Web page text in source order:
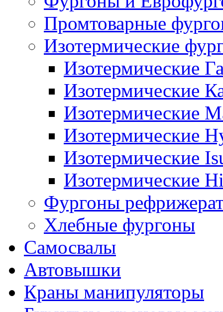
Промтоварные
Изотермические
Изотермические
Изотермические
Изотермические
Изотермические
Изотермические
Изотермические
Фургоны
Хлебные фургоны
Самосвалы
Автовышки
Краны манипуляторы